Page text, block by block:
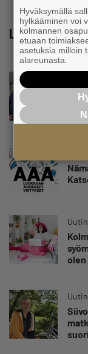
Lue lisää
olen
Hyväksymällä
hylkääminen voi
kolmannen
etuaan
asetuksia milloin
alareunasta.